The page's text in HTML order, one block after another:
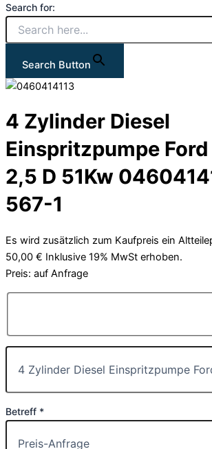
Search for:
Search Button
4 Zylinder Diesel
Einspritzpumpe
2,5 D 51Kw
567-1
Es wird zusätzlich zum Kaufpreis ein
50,00 € Inklusive 19% MwSt erhoben.
Preis: auf Anfrage
Betreff *